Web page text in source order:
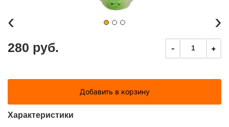
‹ ›
280 руб. - 1 +
Добавить в корзину
Характеристики